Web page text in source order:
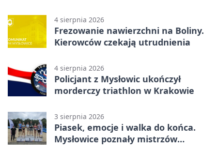
4 sierpnia 2026
Frezowanie nawierzchni na Boliny.
Kierowców czekają utrudnienia
4 sierpnia 2026
Policjant z Mysłowic ukończył
morderczy triathlon w Krakowie
3 sierpnia 2026
Piasek, emocje i walka do końca.
Mysłowice poznały mistrzów